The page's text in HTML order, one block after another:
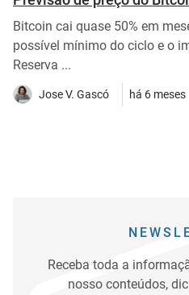
Bitcoin cai quase 50% em
possível mínimo do ciclo e o
Reserva ...
Jose V. Gascó há 6 meses
Receba toda a
nosso conteúdos,